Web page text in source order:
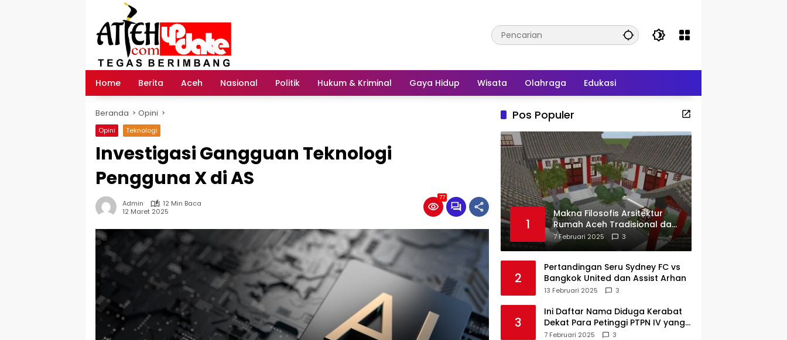
Home Berita Aceh Nasional Politik Hukum & Kriminal Gaya Hidup Wisata Olahraga Edukasi
Beranda Opini
Opini Teknologi
Investigasi Gangguan Teknologi
Pengguna X di AS
Admin
12 Min Baca
12 Maret 2025
77
Pos Populer
1
Makna Filosofis Arsitektur
Rumah Aceh Tradisional dan
Sejarah Perkembangannya
7 Februari 2025 3
2
Pertandingan Seru Sydney FC vs
Bangkok United dan Assist Arhan
13 Februari 2025 3
3
Ini Daftar Nama Diduga Kerabat
Dekat Para Petinggi PTPN IV yang
Lulus PKWT
7 Februari 2025 3